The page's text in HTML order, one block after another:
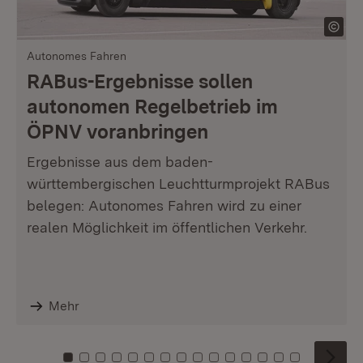
Autonomes Fahren
RABus-Ergebnisse sollen
autonomen Regelbetrieb im
ÖPNV voranbringen
Ergebnisse aus dem baden-
württembergischen Leuchtturmprojekt RABus
belegen: Autonomes Fahren wird zu einer
realen Möglichkeit im öffentlichen Verkehr.
Mehr